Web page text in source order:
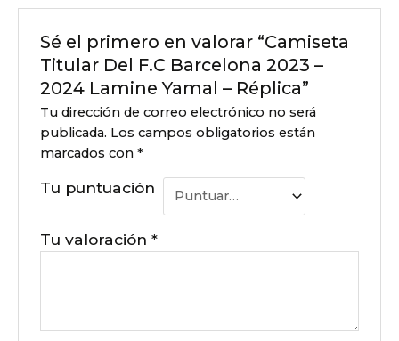
Sé el primero en valorar “Camiseta
Titular Del F.C Barcelona 2023 –
2024 Lamine Yamal – Réplica”
Tu dirección de correo electrónico no será
publicada. Los campos obligatorios están
marcados con*
Tu puntuación
Tu valoración*